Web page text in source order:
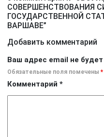
СОВЕРШЕНСТВОВАНИЯ
ГОСУДАРСТВЕННОЙ
ВАРШАВЕ”
Добавить комментарий
Ваш адрес email не будет
Обязательные поля помечены *
Комментарий *